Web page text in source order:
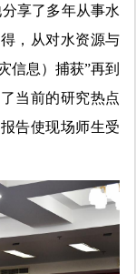
享了多年从事水
，从对水资源与
信息）捕获”再到
当前的研究热点
告使现场师生受